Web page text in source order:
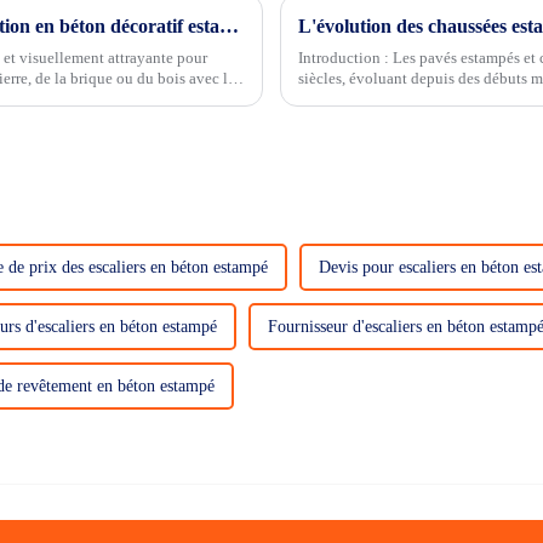
Considérations essentielles pour la construction en béton décoratif estampé
visuellement attrayante pour
de la brique ou du bois avec la
L'évolution des chaussées
Introduction : Les pavés estampés
siècles, évoluant depuis des débuts
de prix des escaliers en béton estampé Devis pour escaliers en béton
d'escaliers en béton estampé Fournisseur d'escaliers en béton estampé
revêtement en béton estampé